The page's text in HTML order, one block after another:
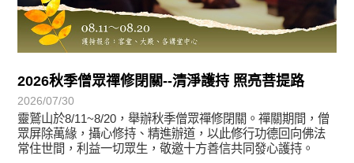
2026秋季僧眾禪修閉關--清淨護持 照亮菩提路
2026/07/30
靈鷲山於8/11~8/20，舉辦秋季僧眾禪修閉關。禪關期間，僧
眾屏除萬緣，攝心修持、精進辦道，以此修行功德回向佛法
常住世間，利益一切眾生，敬邀十方善信共同發心護持。